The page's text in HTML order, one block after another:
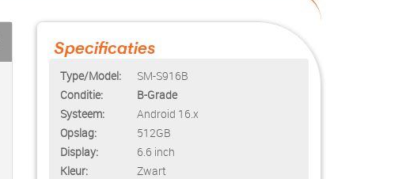
Specificaties
Type/Model:
Conditie:
Systeem:
Opslag:
Display:
Kleur:
SM-S916B
B-Grade
Android 16.x
512GB
6.6 inch
Zwart